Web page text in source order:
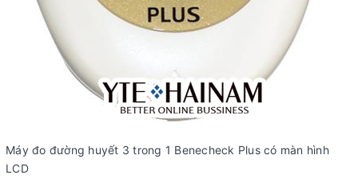
Máy đo đường huyết 3 trong 1 Benecheck Plus có màn hình
LCD